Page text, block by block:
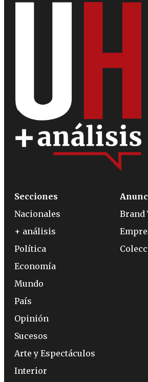
Secciones
Nacionales
+ análisis
Política
Economía
Mundo
País
Opinión
Sucesos
Arte y Espectáculos
Interior
Brand